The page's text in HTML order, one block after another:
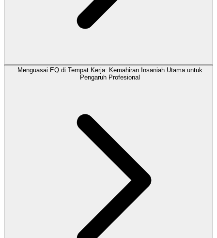
Menguasai EQ di Tempat Kerja: Kemahiran Insaniah Utama untuk
Pengaruh Profesional